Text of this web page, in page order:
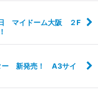
マイドーム大阪 ２F
ー 新発売！ A3サイ